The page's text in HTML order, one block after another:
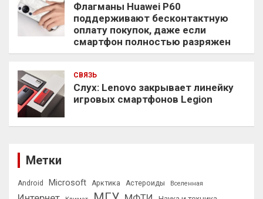
Флагманы Huawei P60
поддерживают бесконтактную
оплату покупок, даже если
смартфон полностью разряжен
СВЯЗЬ
Слух: Lenovo закрывает линейку
игровых смартфонов Legion
Метки
Android Microsoft Арктика Астероиды Вселенная